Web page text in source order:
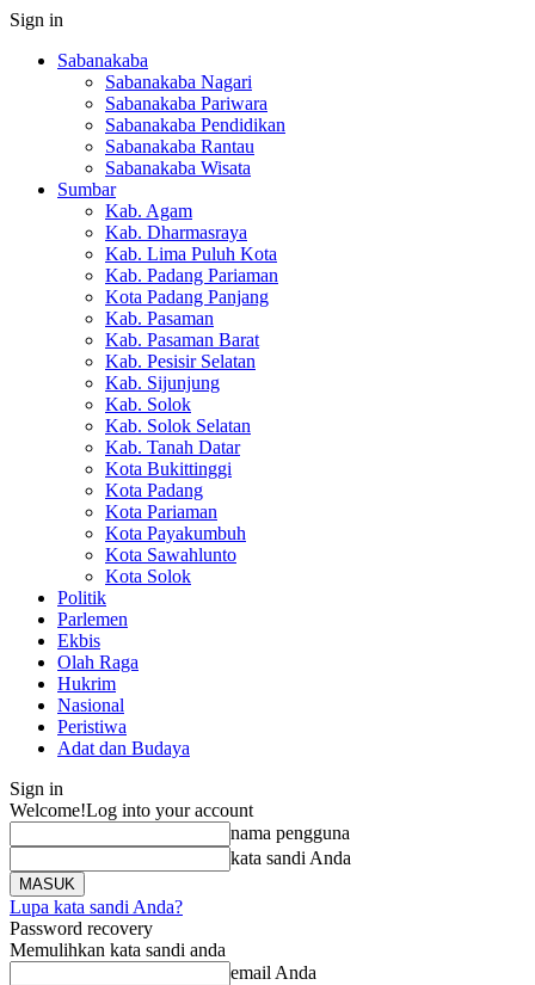
Sign in
Sabanakaba
Sabanakaba Nagari
Sabanakaba Pariwara
Sabanakaba Pendidikan
Sabanakaba Rantau
Sabanakaba Wisata
Sumbar
Kab. Agam
Kab. Dharmasraya
Kab. Lima Puluh Kota
Kab. Padang Pariaman
Kota Padang Panjang
Kab. Pasaman
Kab. Pasaman Barat
Kab. Pesisir Selatan
Kab. Sijunjung
Kab. Solok
Kab. Solok Selatan
Kab. Tanah Datar
Kota Bukittinggi
Kota Padang
Kota Pariaman
Kota Payakumbuh
Kota Sawahlunto
Kota Solok
Politik
Parlemen
Ekbis
Olah Raga
Hukrim
Nasional
Peristiwa
Adat dan Budaya
Sign in
Welcome!Log into your account
nama pengguna
kata sandi Anda
Lupa kata sandi Anda?
Password recovery
Memulihkan kata sandi anda
email Anda